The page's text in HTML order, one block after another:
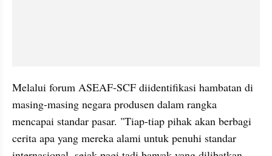
Melalui forum ASEAF-SCF diidentifikasi hambatan di
masing-masing negara produsen dalam rangka
mencapai standar pasar. "Tiap-tiap pihak akan berbagi
cerita apa yang mereka alami untuk penuhi standar